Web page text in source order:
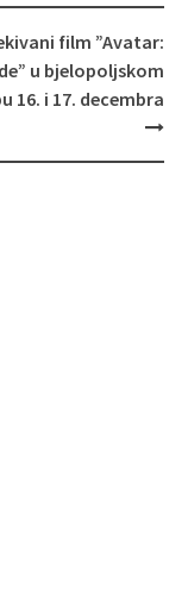
film ”Avatar:
u bjelopoljskom
16. i 17. decembra